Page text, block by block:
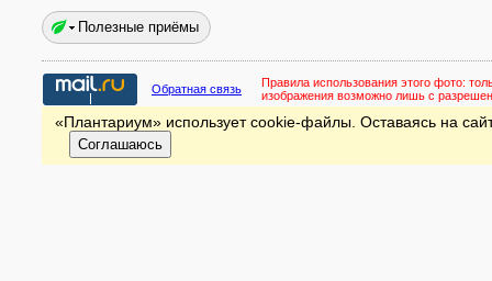
Полезные приёмы
Обратная связь Правила использования этого фото:
изображения возможно лишь с
«Плантариум» использует cookie-файлы. Оставаясь на
Соглашаюсь